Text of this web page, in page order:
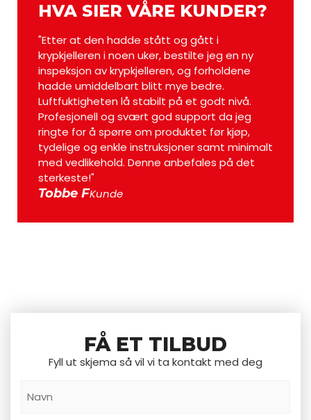
HVA SIER VÅRE KUNDER?
"Etter at den hadde stått og gått i
krypkjelleren i noen uker, bestilte jeg en ny
inspeksjon av krypkjelleren, og forholdene
hadde umiddelbart blitt mye bedre.
Luftfuktigheten lå stabilt på et godt nivå.
Profesjonell og svært god support da jeg
ringte for å spørre om produktet før kjøp,
tydelige og enkle instruksjoner samt minimalt
med vedlikehold. Denne anbefales på det
sterkeste!"
Tobbe FKunde
FÅ ET TILBUD
Fyll ut skjema så vil vi ta kontakt med deg
Navn